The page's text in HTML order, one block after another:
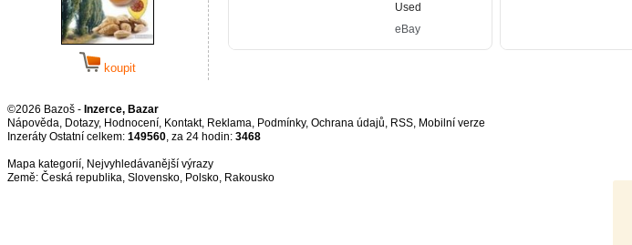
koupit
©2026 Bazoš - Inzerce, Bazar
Nápověda, Dotazy, Hodnocení, Kontakt, Reklama, Podmínky, Ochrana údajů, RSS,
Inzeráty Ostatní celkem: 149560, za 24 hodin: 3468
Mapa kategorií, Nejvyhledávanější výrazy
Země: Česká republika, Slovensko, Polsko, Rakousko